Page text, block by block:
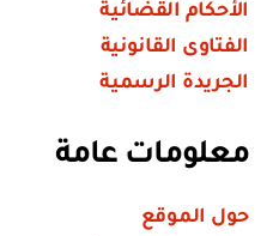
الأحكام القضائية
الفتاوى القانونية
الجريدة الرسمية
معلومات عامة
حول الموقع